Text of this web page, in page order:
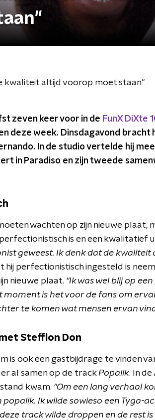
kwaliteit altijd voorop moet staan"
zeven keer voor in de FunX DiXte
deze week. Dinsdagavond bracht
In de studio vertelde hij
in Paradiso en zijn tweede
wachten op zijn nieuwe
is en een kwalitatief
geweest. Ik denk dat de
hij perfectionistisch ingesteld is
nieuwe plaat. "Ik was wel blij op
moment is het voor de fans om
te komen wat mensen ervan
Stefflon Don
is ook een gastbijdrage te vinden
al samen op de trackPopalik. In
kwam. "Om een lang verhaal
popalik. Ik wilde sowieso een Tyga-
track wilde droppen en de rest is